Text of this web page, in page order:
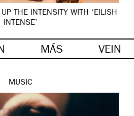
THE INTENSITY WITH ‘EILISH
INTENSE’
MÁS VEIN
MUSIC